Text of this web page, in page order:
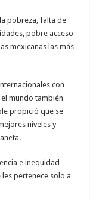
pobreza, falta de
pobre acceso
mexicanas las más
con
mundo también
propició que se
niveles y
e inequidad
pertenece solo a